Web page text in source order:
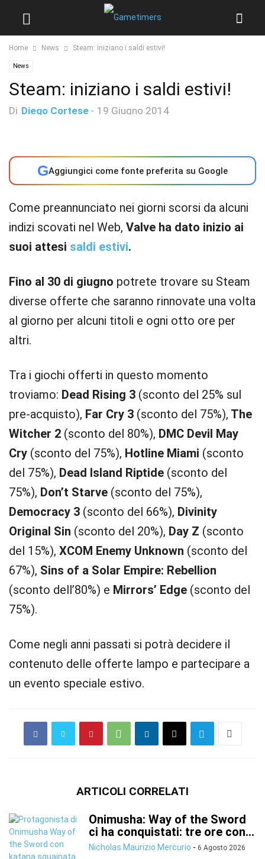
Home News Steam: iniziano i saldi estivi!
News
Steam: iniziano i saldi estivi!
Di Diego Cortese - 19 Giugno 2014
GAggiungici come fonte preferita su Google
Come preannunciato nei giorni scorsi da alcuni
indizi scovati nel Web, Valve ha dato inizio ai
suoi attesi saldi estivi.
Fino al 30 di giugno potrete trovare su Steam
diverse offerte che saranno rinnovate una volta
al giorno per alcuni titoli e ogni otto ore per
altri.
Tra i giochi offerti in questo momento
troviamo: Dead Rising 3 (sconto del 25% sul
pre-acquisto), Far Cry 3 (sconto del 75%), The
Witcher 2 (sconto del 80%), DMC Devil May
Cry (sconto del 75%), Hotline Miami (sconto
del 75%), Dead Island Riptide (sconto del
75%), Don’t Starve (sconto del 75%),
Democracy 3 (sconto del 66%), Divinity
Original Sin (sconto del 20%), Day Z (sconto
del 15%), XCOM Enemy Unknown (sconto del
67%), Sins of a Solar Empire: Rebellion
(sconto dell’80%) e Mirrors’ Edge (sconto del
75%).
Come negli anni passati si potrà decidere il
contenuto delle offerte lampo e partecipare a
un evento speciale estivo.
ARTICOLI CORRELATI
Onimusha: Way of the Sword
ci ha conquistati: tre ore con...
Nicholas Maurizio Mercurio - 6 Agosto 2026